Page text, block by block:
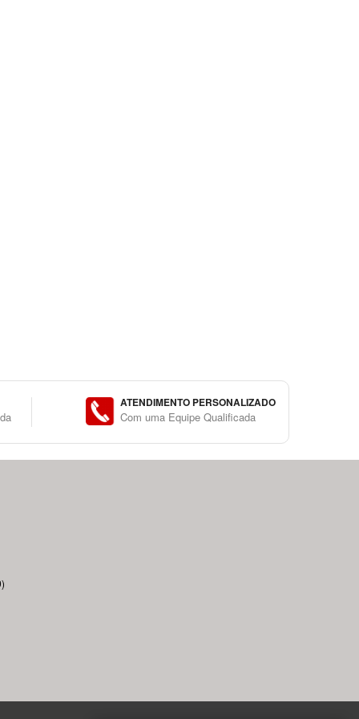
ATENDIMENTO PERSONALIZADO
Com uma Equipe Qualificada